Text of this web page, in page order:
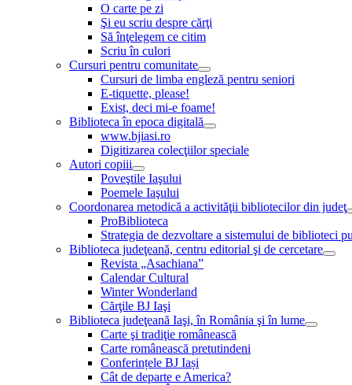
O carte pe zi
Şi eu scriu despre cărţi
Să înţelegem ce citim
Scriu în culori
Cursuri pentru comunitate
Cursuri de limba engleză pentru seniori
E-tiquette, please!
Exist, deci mi-e foame!
Biblioteca în epoca digitală
www.bjiasi.ro
Digitizarea colecţiilor speciale
Autori copiii
Poveştile Iaşului
Poemele Iaşului
Coordonarea metodică a activităţii bibliotecilor din judeţ
ProBiblioteca
Strategia de dezvoltare a sistemului de biblioteci
Biblioteca judeţeană, centru editorial şi de cercetare
Revista „Asachiana”
Calendar Cultural
Winter Wonderland
Cărţile BJ Iaşi
Biblioteca judeţeană Iaşi, în România şi în lume
Carte şi tradiţie românească
Carte românească pretutindeni
Conferințele BJ Iași
Cât de departe e America?